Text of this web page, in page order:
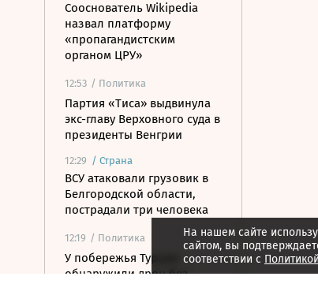
Сооснователь Wikipedia
назвал платформу
«пропагандистским
органом ЦРУ»
12:53 / Политика
Партия «Тиса» выдвинула
экс-главу Верховного суда в
президенты Венгрии
12:29 / Страна
ВСУ атаковали грузовик в
Белгородской области,
пострадали три человека
12:19 / Политика
У побережья Турции
обнаружили дрон без
На нашем сайте
сайтом, вы
соответствии с